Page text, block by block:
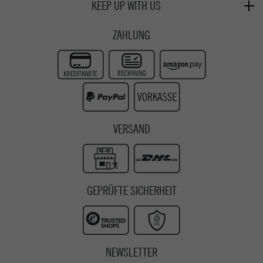
Whatsapp
Kontaktformular
Verleih
Zur Echtheit der Bewertungen
KEEP UP WITH US
Instagram
Youtube
ZAHLUNG
VERSAND
GEPRÜFTE SICHERHEIT
NEWSLETTER